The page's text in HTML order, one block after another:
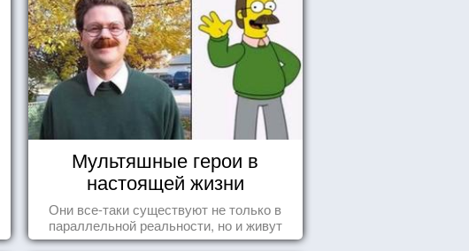
Мультяшные герои в
настоящей жизни
Они все-таки существуют не только в
параллельной реальности, но и живут
среди нас с вами.